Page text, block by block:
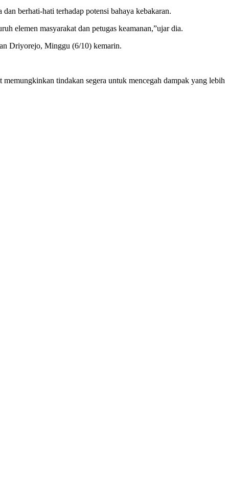
berhati-hati terhadap potensi bahaya kebakaran.
elemen masyarakat dan petugas keamanan,”ujar dia.
Driyorejo, Minggu (6/10) kemarin.
tindakan segera untuk mencegah dampak yang lebih